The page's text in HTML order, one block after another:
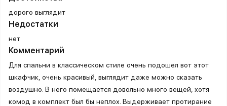
дорого выглядит
Недостатки
нет
Комментарий
Для спальни в классическом стиле очень подошел вот этот
шкафчик, очень красивый, выглядит даже можно сказать
воздушно. В него помещается довольно много вещей, хотя
комод в комплект был бы неплох. Выдерживает протирание